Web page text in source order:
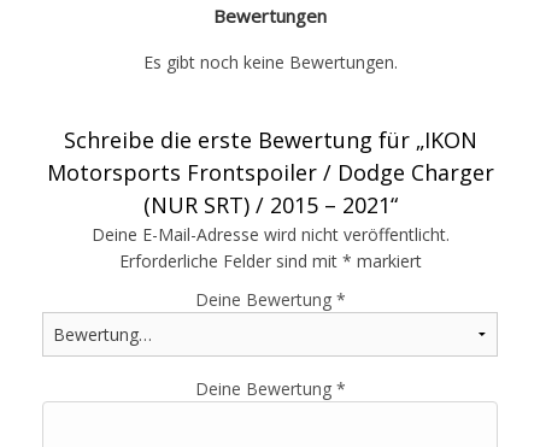
Bewertungen
Es gibt noch keine Bewertungen.
Schreibe die erste Bewertung für „IKON
Motorsports Frontspoiler / Dodge Charger
(NUR SRT) / 2015 – 2021“
Deine E-Mail-Adresse wird nicht veröffentlicht.
Erforderliche Felder sind mit * markiert
Deine Bewertung *
Deine Bewertung *